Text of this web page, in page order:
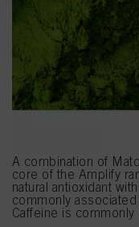
A combination of
core of the Amplify
natural antioxidant
commonly
Caffeine is